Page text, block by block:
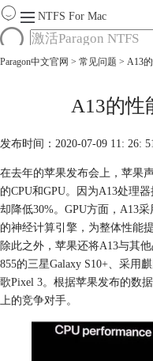
NTFS For Mac
首页
购买
Paragon中文官网 > 常见问题 > A13
A13的性
发布时间：2020-07-09 11: 26:
在去年的苹果发布会上，苹果
的CPU和GPU。因为A13处理
却降低30%。GPU方面，A13
的神经计算引擎，为整体性能
除此之外，苹果还将A13与其
855的三星Galaxy S10+、采用
歌Pixel 3。根据苹果发布的数
上的竞争对手。